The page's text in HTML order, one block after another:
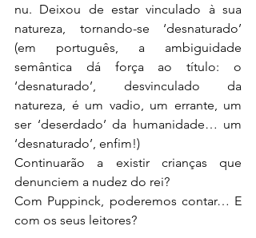
nu. Deixou de estar vinculado à sua
natureza, tornando-se ‘desnaturado’
(em português, a ambiguidade
semântica dá força ao título: o
‘desnaturado’, desvinculado da
natureza, é um vadio, um errante, um
ser ‘deserdado’ da humanidade… um
‘desnaturado’, enfim!)
Continuarão a existir crianças que
denunciem a nudez do rei?
Com Puppinck, poderemos contar… E
com os seus leitores?